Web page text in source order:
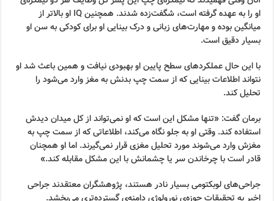
او را به عهده گرفته است، شگفت‌زده شدند. همچنین IQ او بالاتر از
میانگین بوده و مهارت‌های زبانی و درک بینایی او برای کودکی به سن او
بسیار دقیق است.
با این حال عملکردهای سطح پایین او بهبودی نیافت و همین باعث شد او
نتواند اطلاعات بینایی که از سمت چپ بدنش به مغز وارد می‌شود را
تحلیل کند.
برمان گفت: «تنها مشکل این است که او نمی‌تواند از کل میدان دیدش
استفاده کند. وقتی او به جلو نگاه می‌کند، اطلاعاتی که از سمت چپ به
مغزش وارد می‌شوند مورد تحلیل مغزی قرار نمی‌گیرند. اما او همچنان
قادر است با چرخاندن سر یا چشمانش با این مشکل مقابله کند.»
جراحی‌های لوبکتومی بسیار نادر هستند، پژوهشگران معتقدند جراحی